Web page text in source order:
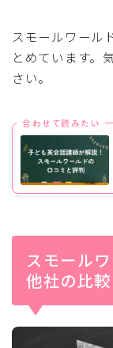
スモールワール
とめています。
さい。
合わせて読みたい
スモール
他社の比較